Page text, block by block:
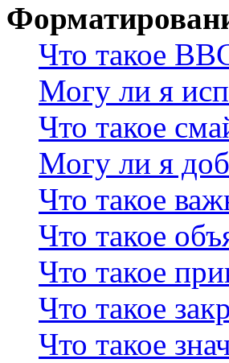
Что такое
Могу ли я
Что такое
Могу ли я
Что такое
Что такое
Что такое
Что такое
Что такое